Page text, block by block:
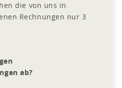
die von uns in
Rechnungen nur 3
ab?